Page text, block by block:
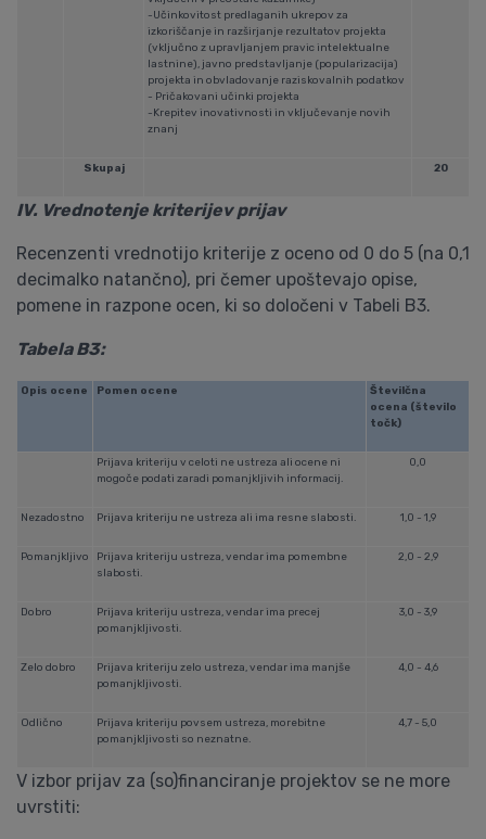
-Učinkovitost predlaganih ukrepov za
izkoriščanje in razširjanje rezultatov projekta
(vključno z upravljanjem pravic intelektualne
lastnine), javno predstavljanje (popularizacija)
projekta in obvladovanje raziskovalnih podatkov
- Pričakovani učinki projekta
-Krepitev inovativnosti in vključevanje novih
znanj
Skupaj 20
IV. Vrednotenje kriterijev prijav
Recenzenti vrednotijo kriterije z oceno od 0 do 5 (na 0,1
decimalko natančno), pri čemer upoštevajo opise,
pomene in razpone ocen, ki so določeni v Tabeli B3.
Tabela B3:
Opis ocene Pomen ocene
Številčna
ocena (število
točk)
Prijava kriteriju v celoti ne ustreza ali ocene ni
mogoče podati zaradi pomanjkljivih informacij.
0,0
Nezadostno Prijava kriteriju ne ustreza ali ima resne slabosti. 1,0 - 1,9
Pomanjkljivo
Prijava kriteriju ustreza, vendar ima pomembne
slabosti.
2,0 - 2,9
Dobro
Prijava kriteriju ustreza, vendar ima precej
pomanjkljivosti.
3,0 - 3,9
Zelo dobro
Prijava kriteriju zelo ustreza, vendar ima manjše
pomanjkljivosti.
4,0 - 4,6
Odlično
Prijava kriteriju povsem ustreza, morebitne
pomanjkljivosti so neznatne.
4,7 - 5,0
V izbor prijav za (so)financiranje projektov se ne more
uvrstiti: